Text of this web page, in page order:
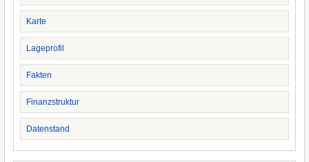
Karte
Lageprofil
Fakten
Finanzstruktur
Datenstand